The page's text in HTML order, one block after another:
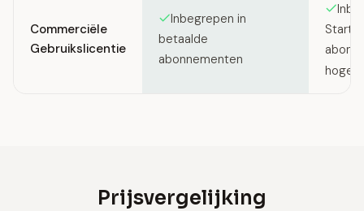
Commerciële
Gebruikslicentie
Inbegrepen in
betaalde
abonnementen
hoger
Prijsvergelijking